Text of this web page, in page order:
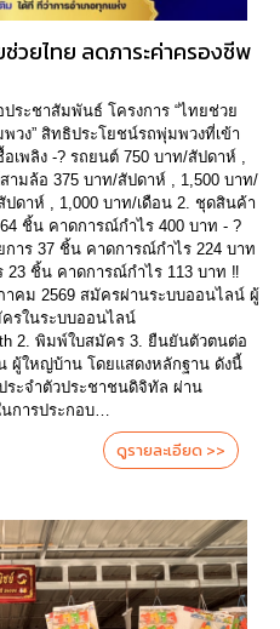
ช่วยไทย ลดภาระค่าครองชีพ
ระชาสัมพันธ์ โครงการ “ไทยช่วย
วง” สิทธิประโยชน์รถพุ่มพวงที่เข้า
เพลิง -? รถยนต์ 750 บาท/สัปดาห์ ,
ามล้อ 375 บาท/สัปดาห์ , 1,500 บาท/
ดาห์ , 1,000 บาท/เดือน 2. ชุดสินค้า
ชิ้น คาดการณ์กำไร 400 บาท - ?
าร 37 ชิ้น คาดการณ์กำไร 224 บาท
23 ชิ้น คาดการณ์กำไร 113 บาท ‼️
คม 2569 สมัครผ่านระบบออนไลน์ ผู้
รในระบบออนไลน์
2. พิมพ์ใบสมัคร 3. ยืนยันตัวตนต่อ
ผู้ใหญ่บ้าน โดยแสดงหลักฐาน ดังนี้
ระจำตัวประชาชนดิจิทัล ผ่าน
นการประกอบ…
ดูรายละเอียด >>